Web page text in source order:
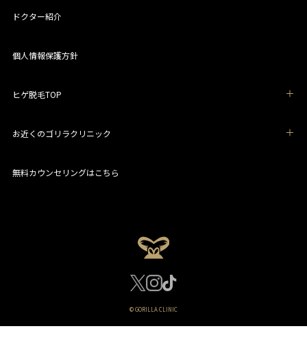
ドクター紹介
個人情報保護方針
ヒゲ脱毛TOP
お近くのゴリラクリニック
無料カウンセリングはこちら
© GORILLA CLINIC